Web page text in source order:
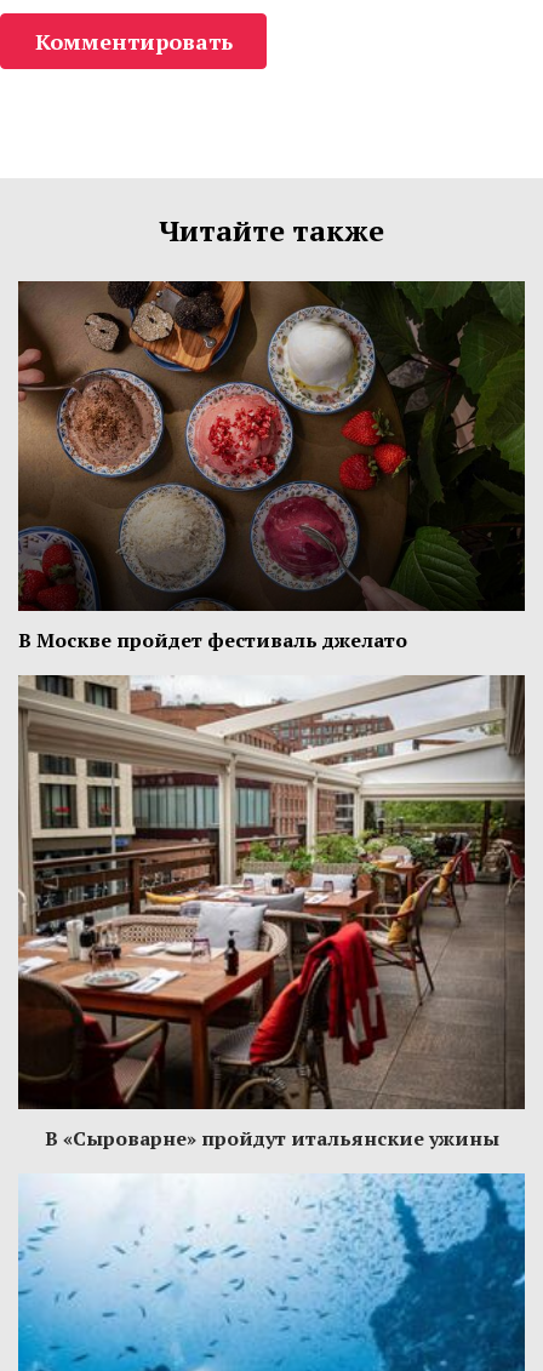
Комментировать
Читайте также
В Москве пройдет фестиваль джелато
В «Сыроварне» пройдут итальянские ужины